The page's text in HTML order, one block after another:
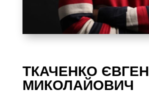
ТКАЧЕНКО ЄВГЕН
МИКОЛАЙОВИЧ